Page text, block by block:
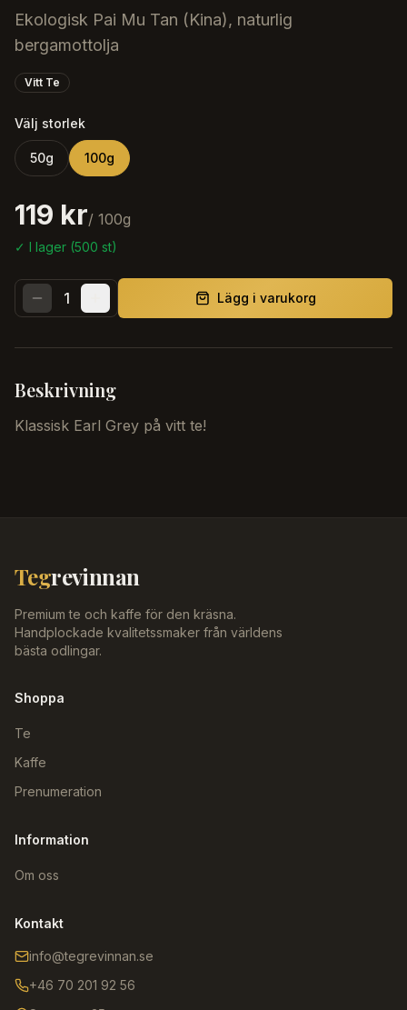
Ekologisk Pai Mu Tan (Kina), naturlig
bergamottolja
Vitt Te
Välj storlek
50g 100g
119 kr/ 100g
✓ I lager (500 st)
1 Lägg i varukorg
Beskrivning
Klassisk Earl Grey på vitt te!
Tegrevinnan
Premium te och kaffe för den kräsna.
Handplockade kvalitetssmaker från världens
bästa odlingar.
Shoppa
Te
Kaffe
Prenumeration
Information
Om oss
Kontakt
info@tegrevinnan.se
+46 70 201 92 56